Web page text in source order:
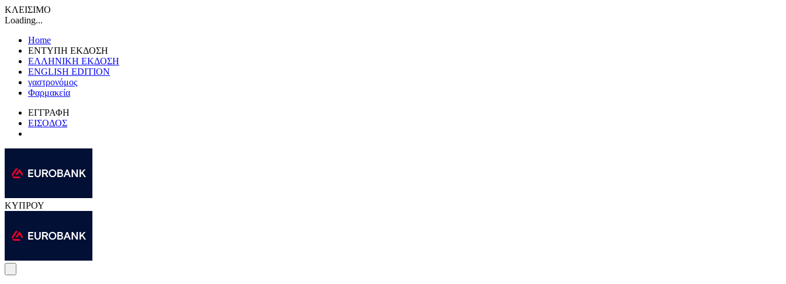
ΚΛΕΙΣΙΜΟ
Loading...
Home
ΕΝΤΥΠΗ ΕΚΔΟΣΗ
ΕΛΛΗΝΙΚΗ ΕΚΔΟΣΗ
ENGLISH EDITION
γαστρονόμος
Φαρμακεία
ΕΓΓΡΑΦΗ
ΕΙΣΟΔΟΣ
ΚΥΠΡΟΥ